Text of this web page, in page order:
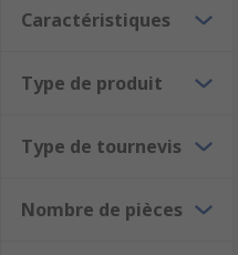
Les jeux de
Jeux de tournevis
Jeux de tournevis
Caractéristiques
Type de produit
Type de tournevis
Nombre de pièces